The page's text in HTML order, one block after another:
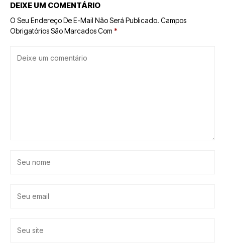
DEIXE UM COMENTÁRIO
O Seu Endereço De E-Mail Não Será Publicado. Campos
Obrigatórios São Marcados Com *